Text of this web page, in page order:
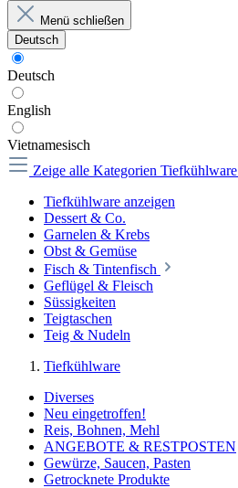
Menü schließen
Deutsch
Deutsch
English
Vietnamesisch
Zeige alle Kategorien Tiefkühlware
Tiefkühlware anzeigen
Dessert & Co.
Garnelen & Krebs
Obst & Gemüse
Fisch & Tintenfisch
Geflügel & Fleisch
Süssigkeiten
Teigtaschen
Teig & Nudeln
Tiefkühlware
Diverses
Neu eingetroffen!
Reis, Bohnen, Mehl
ANGEBOTE & RESTPOSTEN
Gewürze, Saucen, Pasten
Getrocknete Produkte